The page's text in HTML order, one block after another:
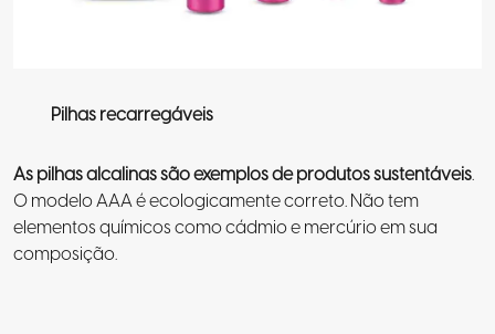
Pilhas recarregáveis
As pilhas alcalinas são exemplos de produtos sustentáveis.
O modelo AAA é ecologicamente correto. Não tem
elementos químicos como cádmio e mercúrio em sua
composição.